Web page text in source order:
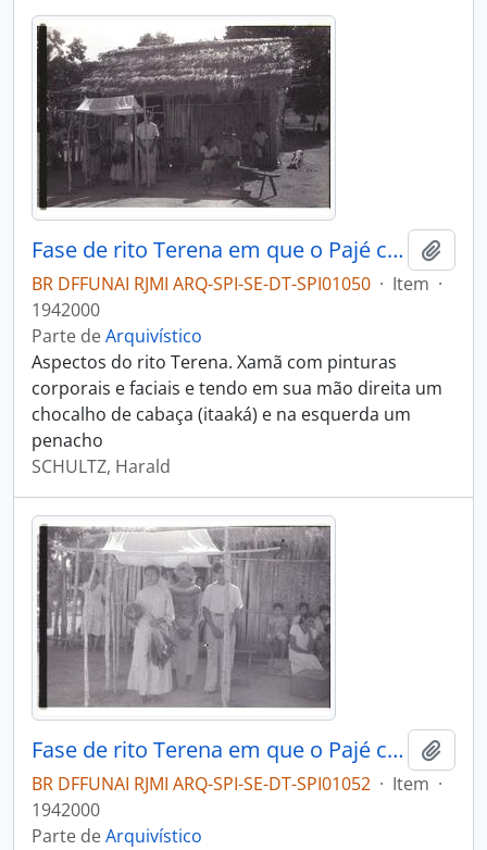
Fase de rito Terena em que o Pajé canta e invoca os espíritos
BR DFFUNAI RJMI ARQ-SPI-SE-DT-SPI01050 · Item ·
1942000
Parte deArquivístico
Aspectos do rito Terena. Xamã com pinturas
corporais e faciais e tendo em sua mão direita um
chocalho de cabaça (itaaká) e na esquerda um
penacho
SCHULTZ, Harald
Fase de rito Terena em que o Pajé canta e invoca os espíritos
BR DFFUNAI RJMI ARQ-SPI-SE-DT-SPI01052 · Item ·
1942000
Parte deArquivístico